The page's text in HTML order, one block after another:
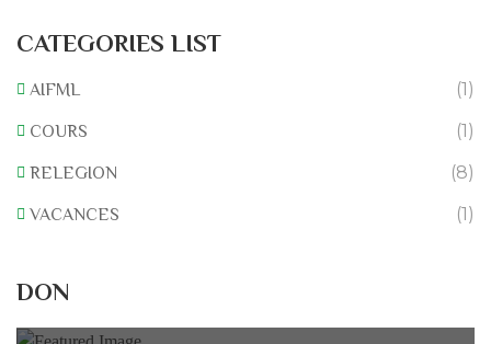
CATEGORIES LIST
AIFML (1)
COURS (1)
RELEGION (8)
VACANCES (1)
DON
0% of